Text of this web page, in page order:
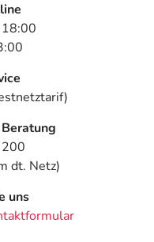
dt. Netz)
uns